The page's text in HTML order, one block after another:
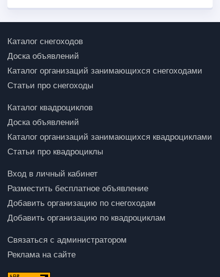
Каталог снегоходов
Доска объявлений
Каталог организаций занимающихся снегоходами
Статьи про снегоходы
Каталог квадроциклов
Доска объявлений
Каталог организаций занимающихся квадроциклами
Статьи про квадроциклы
Вход в личный кабинет
Разместить бесплатное объявление
Добавить организацию по снегоходам
Добавить организацию по квадроциклам
Связаться с администратором
Реклама на сайте